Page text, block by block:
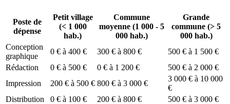
Poste de
dépense
Petit village
(< 1 000
hab.)
Commune
moyenne (1 000 - 5
000 hab.)
Grande
commune (> 5
000 hab.)
Conception
graphique
0 € à 400 € 300 € à 800 €
500 € à 1 500 €
Rédaction
0 € à 500 € 0 € à 1 200 €
500 € à 2 000 €
Impression
200 € à 500 € 800 € à 3 000 €
3 000 € à 10 000
€
Distribution
0 € à 100 € 200 € à 800 €
500 € à 3 000 €